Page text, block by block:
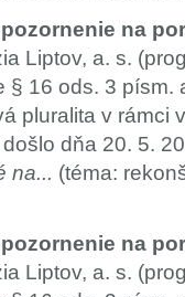
na
Liptov, a. s.
§ 16 ods. 3 písm.
pluralita v rámci
dňa 20. 5.
na... (téma:
na
Liptov, a. s.